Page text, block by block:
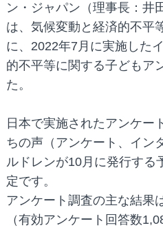
ン・ジャパン（理事長：井
は、気候変動と経済的不平
に、2022年7月に実施した
的不平等に関する子どもア
た。
日本で実施されたアンケー
ちの声（アンケート、イン
ルドレンが10月に発行する
定です。
アンケート調査の主な結果
（有効アンケート回答数